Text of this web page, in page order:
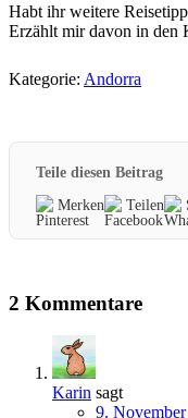
Habt ihr weitere
Erzählt mir davon in den
Kategorie: Andorra
Teile diesen Beitrag
Merken
Teilen
2 Kommentare
Karin sagt
9.